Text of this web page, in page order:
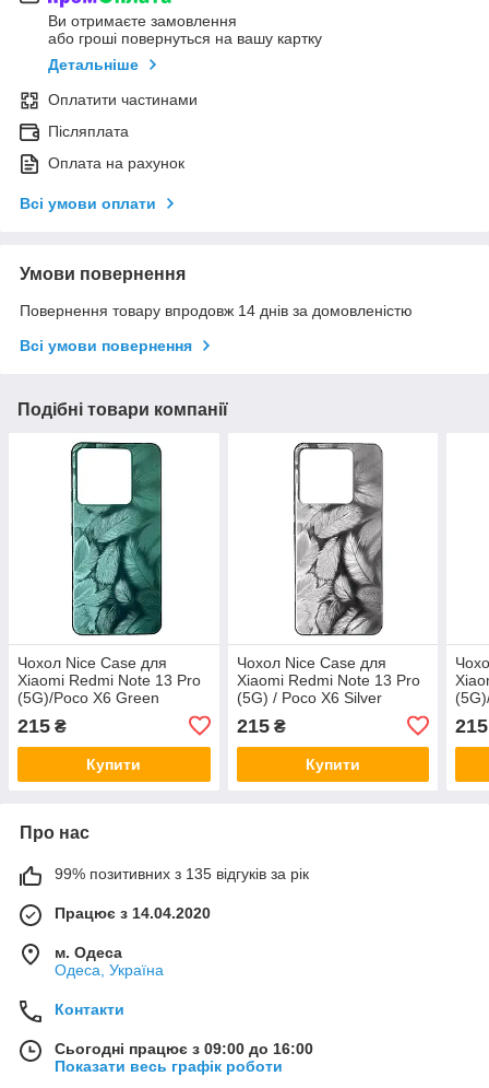
Ви отримаєте замовлення
або гроші повернуться на вашу картку
Детальніше
Оплатити частинами
Післяплата
Оплата на рахунок
Всі умови оплати
Умови повернення
Повернення товару впродовж 14 днів за домовленістю
Всі умови повернення
Подібні товари компанії
Чохол Nice Case для
Xiaomi Redmi Note 13 Pro
(5G)/Poco X6 Green
215 ₴
Купити
Чохол Nice Case для
Xiaomi Redmi Note 13 Pro
(5G) / Poco X6 Silver
215₴
Купити
215
Про нас
99% позитивних з 135 відгуків за рік
Працює з 14.04.2020
м. Одеса
Одеса, Україна
Контакти
Сьогодні працює з 09:00 до 16:00
Показати весь графік роботи